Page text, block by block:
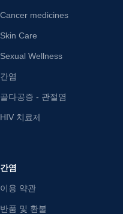
Cancer medicines
Skin Care
Sexual Wellness
간염
골다공증 - 관절염
HIV 치료제
간염
이용 약관
반품 및 환불